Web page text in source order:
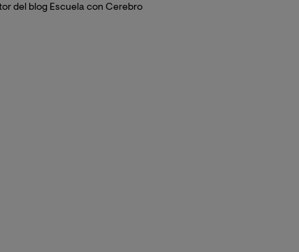
del blog Escuela con Cerebro